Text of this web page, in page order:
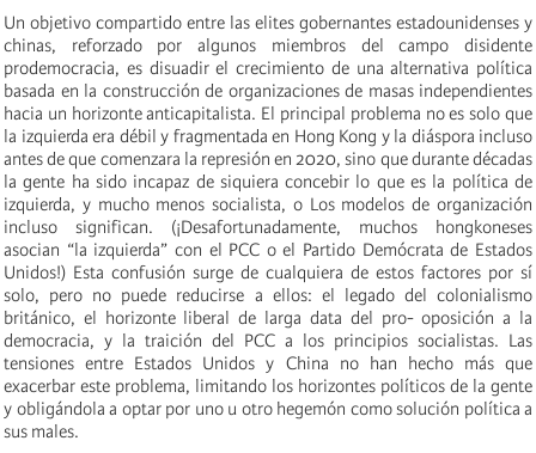
Un objetivo compartido entre las elites gobernantes estadounidenses y
chinas, reforzado por algunos miembros del campo disidente
prodemocracia, es disuadir el crecimiento de una alternativa política
basada en la construcción de organizaciones de masas independientes
hacia un horizonte anticapitalista. El principal problema no es solo que
la izquierda era débil y fragmentada en Hong Kong y la diáspora incluso
antes de que comenzara la represión en 2020, sino que durante décadas
la gente ha sido incapaz de siquiera concebir lo que es la política de
izquierda, y mucho menos socialista, o Los modelos de organización
incluso significan. (¡Desafortunadamente, muchos hongkoneses
asocian “la izquierda” con el PCC o el Partido Demócrata de Estados
Unidos!) Esta confusión surge de cualquiera de estos factores por sí
solo, pero no puede reducirse a ellos: el legado del colonialismo
británico, el horizonte liberal de larga data del pro- oposición a la
democracia, y la traición del PCC a los principios socialistas. Las
tensiones entre Estados Unidos y China no han hecho más que
exacerbar este problema, limitando los horizontes políticos de la gente
y obligándola a optar por uno u otro hegemón como solución política a
sus males.